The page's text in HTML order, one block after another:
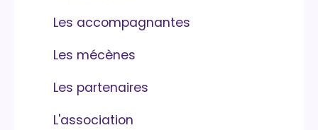
Les accompagnantes
Les mécènes
Les partenaires
L'association